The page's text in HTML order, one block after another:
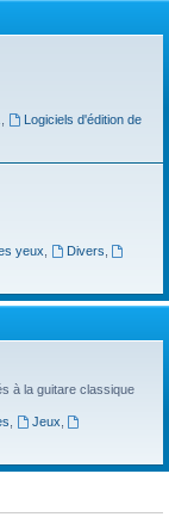
Logiciels d'édition de
yeux Divers
à la guitare classique
Jeux